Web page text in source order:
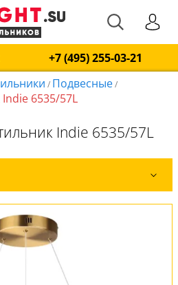
+7 (495) 255-03-21
/ Подвесные/
6535/57L
Indie 6535/57L